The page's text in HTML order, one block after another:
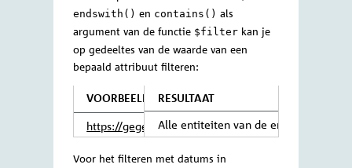
De functie $filtermaakt het mogelijk
om de resultaten van eenquery
op basis van de waardes van attributen.
Denk daarbij aan een datum of naam. In
de argumenten van$filter
vergelijkingsoperatoren ( ,ne ,
ge,le) en Booleaanse operatoren (
or,not) gebruikt worden om de